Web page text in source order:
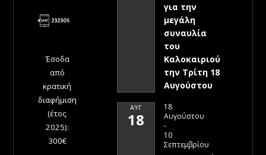
Έσοδα
από
κρατική
διαφήμιση
(έτος
2025):
300€
για την
μεγάλη
συναυλία
του
Καλοκαιριού
την Τρίτη 18
Αυγούστου
ΑΥΓ
18
18
Αυγούστου
-
10
Σεπτεμβρίου